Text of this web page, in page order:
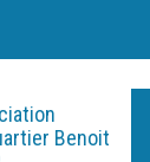
Benoit